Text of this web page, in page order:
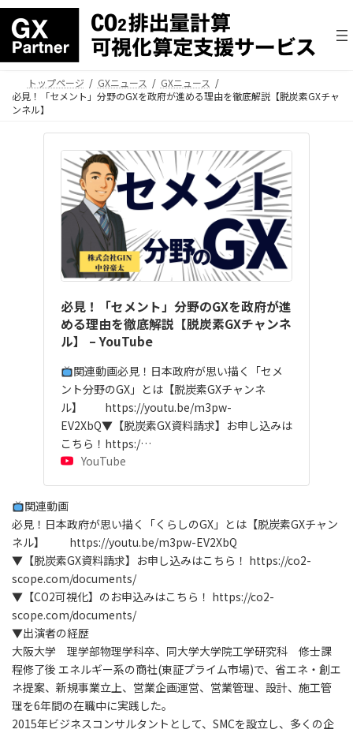
トップページ GXニュース
GXニュース
必見！「セメント」分野のGXを政府が進める理由を徹底解説【脱炭素GXチャ
ンネル】
必見！「セメント」分野のGXを政府が進
める理由を徹底解説【脱炭素GXチャンネ
ル】 – YouTube
関連動画必見！日本政府が思い描く「セメ
ント分野のGX」とは【脱炭素GXチャンネ
ル】 https://youtu.be/m3pw-
EV2XbQ▼【脱炭素GX資料請求】お申し込みは
こちら！https:/…
YouTube
関連動画
必見！日本政府が思い描く「くらしのGX」とは【脱炭素GXチャン
ネル】 https://youtu.be/m3pw-EV2XbQ
▼【脱炭素GX資料請求】お申し込みはこちら！ https://co2-
scope.com/documents/
▼【CO2可視化】のお申込みはこちら！ https://co2-
scope.com/documents/
▼出演者の経歴
大阪大学 理学部物理学科卒、同大学大学院工学研究科 修士課
程修了後 エネルギー系の商社(東証プライム市場)で、省エネ・創エ
ネ提案、新規事業立上、営業企画運営、営業管理、設計、施工管
理を6年間の在職中に実践した。
2015年ビジネスコンサルタントとして、SMCを設立し、多くの企